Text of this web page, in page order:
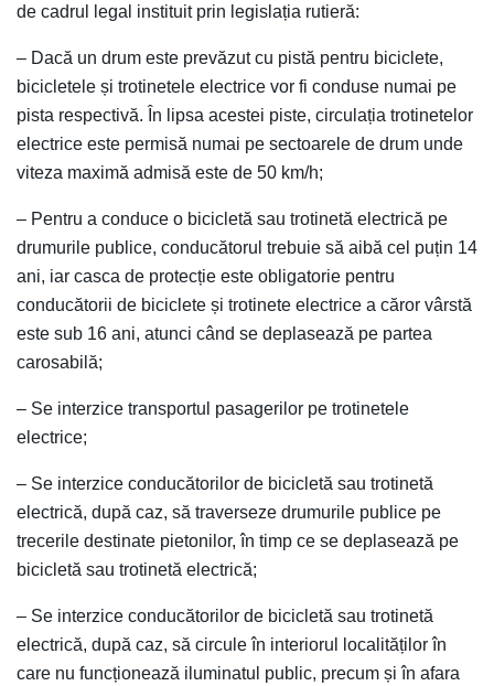
de cadrul legal instituit prin legislația rutieră:
– Dacă un drum este prevăzut cu pistă pentru biciclete,
bicicletele și trotinetele electrice vor fi conduse numai pe
pista respectivă. În lipsa acestei piste, circulația trotinetelor
electrice este permisă numai pe sectoarele de drum unde
viteza maximă admisă este de 50 km/h;
– Pentru a conduce o bicicletă sau trotinetă electrică pe
drumurile publice, conducătorul trebuie să aibă cel puțin 14
ani, iar casca de protecție este obligatorie pentru
conducătorii de biciclete și trotinete electrice a căror vârstă
este sub 16 ani, atunci când se deplasează pe partea
carosabilă;
– Se interzice transportul pasagerilor pe trotinetele
electrice;
– Se interzice conducătorilor de bicicletă sau trotinetă
electrică, după caz, să traverseze drumurile publice pe
trecerile destinate pietonilor, în timp ce se deplasează pe
bicicletă sau trotinetă electrică;
– Se interzice conducătorilor de bicicletă sau trotinetă
electrică, după caz, să circule în interiorul localităților în
care nu funcționează iluminatul public, precum și în afara